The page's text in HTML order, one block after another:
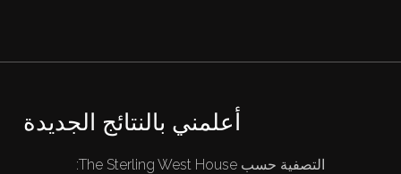
الوكلاء
أعلمني بالنتائج الجديدة
التصفية حسب The Sterling West House: